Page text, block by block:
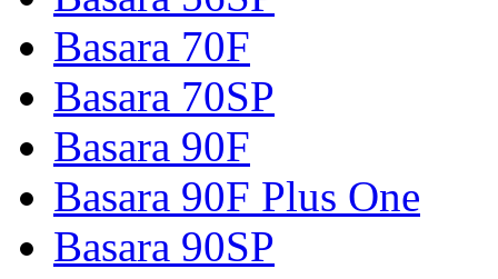
Basara 70F
Basara 70SP
Basara 90F
Basara 90F Plus One
Basara 90SP